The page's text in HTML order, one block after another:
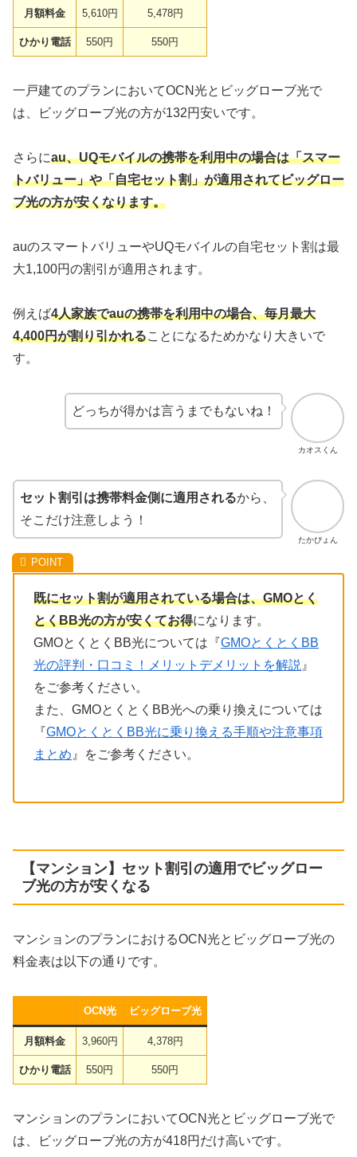
月額料金 5,610円 5,478円
ひかり電話 550円 550円
一戸建てのプランにおいてOCN光とビッグローブ光で
は、ビッグローブ光の方が132円安いです。
さらにau、UQモバイルの携帯を利用中の場合は「スマー
トバリュー」や「自宅セット割」が適用されてビッグロー
ブ光の方が安くなります。
auのスマートバリューやUQモバイルの自宅セット割は最
大1,100円の割引が適用されます。
例えば4人家族でauの携帯を利用中の場合、毎月最大
4,400円が割り引かれることになるためかなり大きいで
す。
カオスくん
どっちが得かは言うまでもないね！
たかぴょん
セット割引は携帯料金側に適用されるから、
そこだけ注意しよう！
既にセット割が適用されている場合は、GMOとく
とくBB光の方が安くてお得になります。
GMOとくとくBB光については『GMOとくとくBB
光の評判・口コミ！メリットデメリットを解説 』
をご参考ください。
また、GMOとくとくBB光への乗り換えについては
『GMOとくとくBB光に乗り換える手順や注意事項
まとめ 』をご参考ください。
【マンション】セット割引の適用でビッグロー
ブ光の方が安くなる
マンションのプランにおけるOCN光とビッグローブ光の
料金表は以下の通りです。
OCN光 ビッグローブ光
月額料金 3,960円 4,378円
ひかり電話 550円 550円
マンションのプランにおいてOCN光とビッグローブ光で
は、ビッグローブ光の方が418円だけ高いです。